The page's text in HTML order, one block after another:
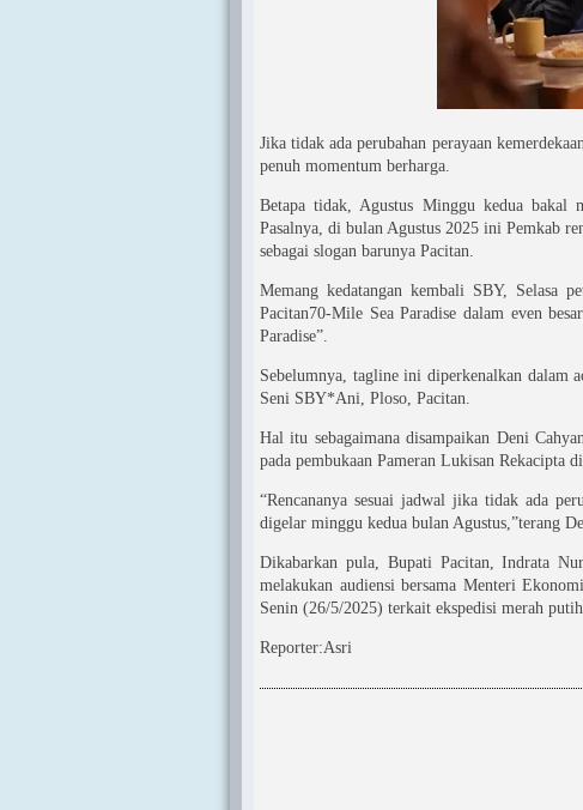
Jika tidak ada perubahan perayaan
penuh momentum berharga.
Betapa tidak, Agustus Minggu kedua bakal
Pasalnya, di bulan Agustus 2025 ini Pemkab
sebagai slogan barunya Pacitan.
Memang kedatangan kembali SBY, Selasa
Pacitan70-Mile Sea Paradise dalam even
Paradise”.
Sebelumnya, tagline ini diperkenalkan dalam
Seni SBY*Ani, Ploso, Pacitan.
Hal itu sebagaimana disampaikan Deni
pada pembukaan Pameran Lukisan
“Rencananya sesuai jadwal jika tidak ada
digelar minggu kedua bulan Agustus,”terang
Dikabarkan pula, Bupati Pacitan, Indrata
melakukan audiensi bersama Menteri
Senin (26/5/2025) terkait ekspedisi merah
Reporter:Asri